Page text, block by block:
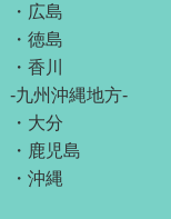
・ 広島
・ 徳島
・ 香川
-九州沖縄地方-
・ 大分
・ 鹿児島
・ 沖縄